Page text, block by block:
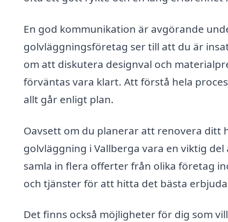
En god kommunikation är avgörande
golvläggningsföretag ser till att du är
om att diskutera designval och
förväntas vara klart. Att förstå hela
allt går enligt plan.
Oavsett om du planerar att renovera ditt
golvläggning i Vallberga vara en viktig
samla in flera offerter från olika företag
och tjänster för att hitta det bästa
Det finns också möjligheter för dig som